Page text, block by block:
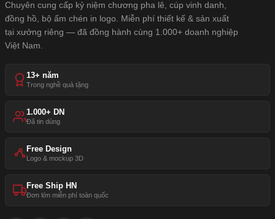
Chuyên cung cấp kỷ niệm chương pha lê, cúp vinh danh,
đồng hồ, bộ ấm chén in logo. Miễn phí thiết kế & sản xuất
tại xưởng riêng — đã đồng hành cùng 1.000+ doanh nghiệp
Việt Nam.
13+ năm
Trong nghề quà tặng
1.000+ DN
Đã tin dùng
Free Design
Logo & mockup 3D
Free Ship HN
Đơn lớn miễn phí toàn quốc